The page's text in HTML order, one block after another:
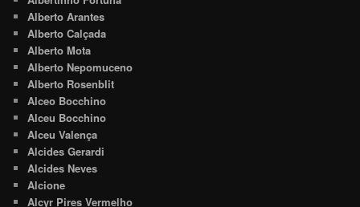
Alberto Arantes
Alberto Calçada
Alberto Mota
Alberto Nepomuceno
Alberto Rosenblit
Alceo Bocchino
Alceu Bocchino
Alceu Valença
Alcides Gerardi
Alcides Neves
Alcione
Alcyr Pires Vermelho